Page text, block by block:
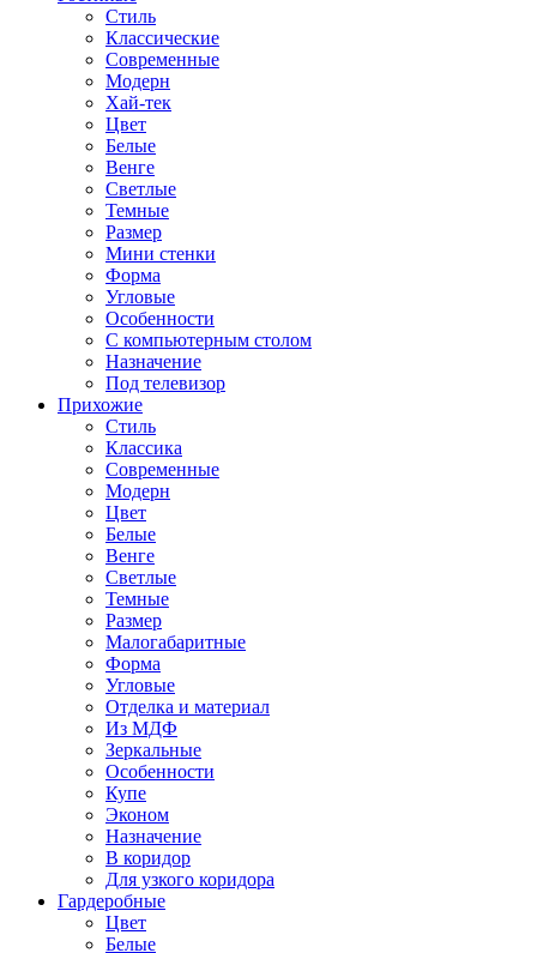
Стиль
Классические
Современные
Модерн
Хай-тек
Цвет
Белые
Венге
Светлые
Темные
Размер
Мини стенки
Форма
Угловые
Особенности
С компьютерным столом
Назначение
Под телевизор
Прихожие
Стиль
Классика
Современные
Модерн
Цвет
Белые
Венге
Светлые
Темные
Размер
Малогабаритные
Форма
Угловые
Отделка и материал
Из МДФ
Зеркальные
Особенности
Купе
Эконом
Назначение
В коридор
Для узкого коридора
Гардеробные
Цвет
Белые